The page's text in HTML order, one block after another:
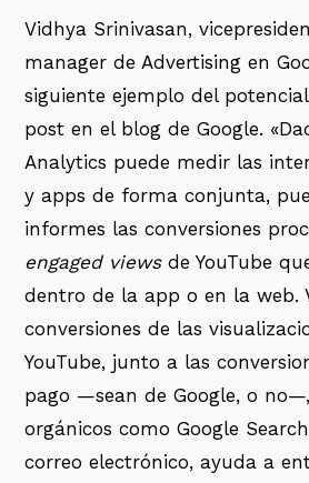
Vidhya Srinivasan,
manager de Advertising en
siguiente ejemplo del
post en el blog de Google.
Analytics puede medir las
y apps de forma conjunta,
informes las conversiones
engaged viewsde YouTube
dentro de la app o en la web.
conversiones de las
YouTube, junto a las
pago —sean de Google, o
orgánicos como Google
correo electrónico, ayuda a